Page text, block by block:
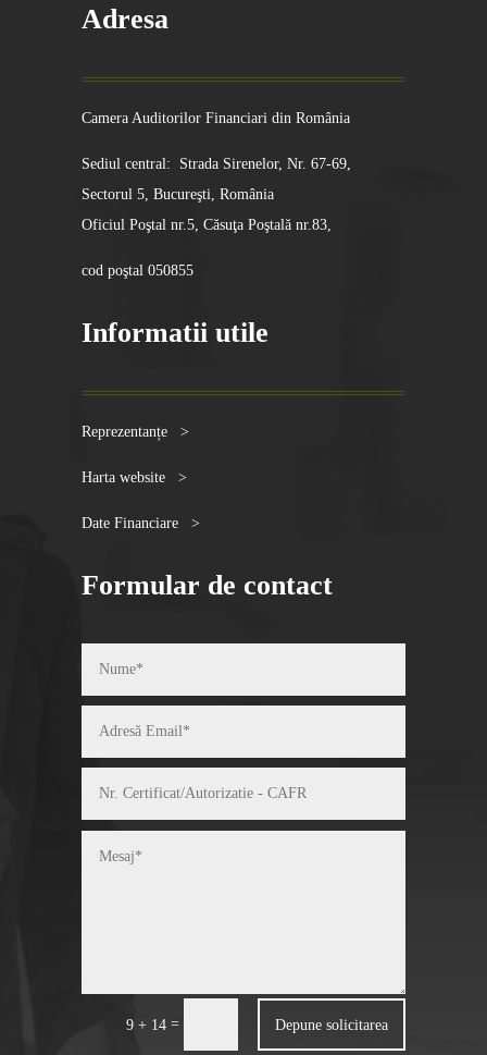
Adresa
Camera Auditorilor Financiari din România
Sediul central: Strada Sirenelor, Nr. 67-69,
Sectorul 5, Bucureşti, România
Oficiul Poştal nr.5, Căsuţa Poştală nr.83,
cod poştal 050855
Informatii utile
Reprezentanțe >
Harta website >
Date Financiare >
Formular de contact
9 + 14 = Depune solicitarea